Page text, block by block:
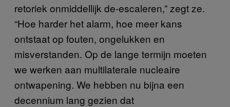
retoriek onmiddellijk de-escaleren,” zegt ze.
“Hoe harder het alarm, hoe meer kans
ontstaat op fouten, ongelukken en
misverstanden. Op de lange termijn moeten
we werken aan multilaterale nucleaire
ontwapening. We hebben nu bijna een
decennium lang gezien dat